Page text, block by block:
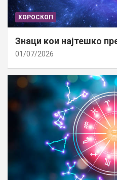
ХОРОСКОП
Знаци кои најтешко
01/07/2026